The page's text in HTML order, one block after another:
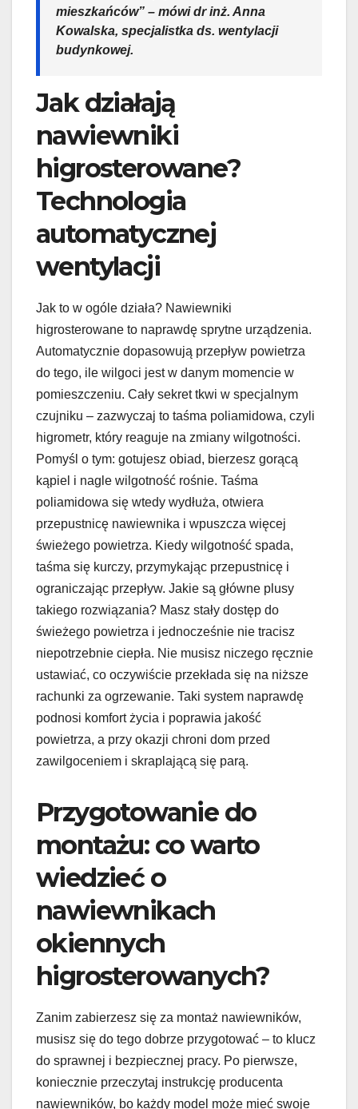
mieszkańców” – mówi dr inż. Anna
Kowalska, specjalistka ds. wentylacji
budynkowej.
Jak działają
nawiewniki
higrosterowane?
Technologia
automatycznej
wentylacji
Jak to w ogóle działa? Nawiewniki
higrosterowane to naprawdę sprytne urządzenia.
Automatycznie dopasowują przepływ powietrza
do tego, ile wilgoci jest w danym momencie w
pomieszczeniu. Cały sekret tkwi w specjalnym
czujniku – zazwyczaj to taśma poliamidowa, czyli
higrometr, który reaguje na zmiany wilgotności.
Pomyśl o tym: gotujesz obiad, bierzesz gorącą
kąpiel i nagle wilgotność rośnie. Taśma
poliamidowa się wtedy wydłuża, otwiera
przepustnicę nawiewnika i wpuszcza więcej
świeżego powietrza. Kiedy wilgotność spada,
taśma się kurczy, przymykając przepustnicę i
ograniczając przepływ. Jakie są główne plusy
takiego rozwiązania? Masz stały dostęp do
świeżego powietrza i jednocześnie nie tracisz
niepotrzebnie ciepła. Nie musisz niczego ręcznie
ustawiać, co oczywiście przekłada się na niższe
rachunki za ogrzewanie. Taki system naprawdę
podnosi komfort życia i poprawia jakość
powietrza, a przy okazji chroni dom przed
zawilgoceniem i skraplającą się parą.
Przygotowanie do
montażu: co warto
wiedzieć o
nawiewnikach
okiennych
higrosterowanych?
Zanim zabierzesz się za montaż nawiewników,
musisz się do tego dobrze przygotować – to klucz
do sprawnej i bezpiecznej pracy. Po pierwsze,
koniecznie przeczytaj instrukcję producenta
nawiewników, bo każdy model może mieć swoje